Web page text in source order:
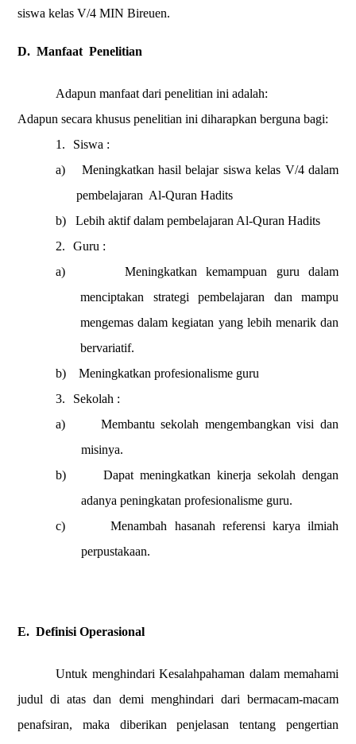
siswa kelas V/4 MIN Bireuen.
D. Manfaat Penelitian
Adapun manfaat dari penelitian ini adalah:
Adapun secara khusus penelitian ini diharapkan berguna bagi:
1.
Siswa :
a)
Meningkatkan hasil belajar siswa kelas V/4 dalam
pembelajaran Al-Quran Hadits
b)
Lebih aktif dalam pembelajaran Al-Quran Hadits
2.
Guru :
a)
Meningkatkan kemampuan guru dalam
menciptakan strategi pembelajaran dan mampu
mengemas dalam kegiatan yang lebih menarik dan
bervariatif.
b)
Meningkatkan profesionalisme guru
3.
Sekolah :
a)
Membantu sekolah mengembangkan visi dan
misinya.
b)
Dapat meningkatkan kinerja sekolah dengan
adanya peningkatan profesionalisme guru.
c)
Menambah hasanah referensi karya ilmiah
perpustakaan.
E. Definisi Operasional
Untuk menghindari Kesalahpahaman dalam memahami
judul di atas dan demi menghindari dari bermacam-macam
penafsiran, maka diberikan penjelasan tentang pengertian